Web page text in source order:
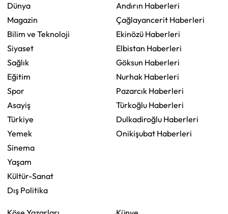
Dünya
Magazin
Bilim ve Teknoloji
Siyaset
Sağlık
Eğitim
Spor
Asayiş
Türkiye
Yemek
Sinema
Yaşam
Kültür-Sanat
Dış Politika
Andırın Haberleri
Çağlayancerit Haberleri
Ekinözü Haberleri
Elbistan Haberleri
Göksun Haberleri
Nurhak Haberleri
Pazarcık Haberleri
Türkoğlu Haberleri
Dulkadiroğlu Haberleri
Onikişubat Haberleri